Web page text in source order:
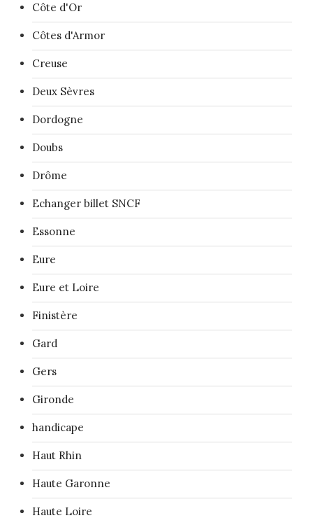
Côte d'Or
Côtes d'Armor
Creuse
Deux Sèvres
Dordogne
Doubs
Drôme
Echanger billet SNCF
Essonne
Eure
Eure et Loire
Finistère
Gard
Gers
Gironde
handicape
Haut Rhin
Haute Garonne
Haute Loire